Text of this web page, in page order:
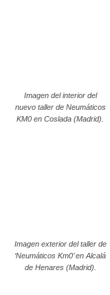
Imagen del interior del
nuevo taller de Neumáticos
KM0 en Coslada (Madrid).
Imagen exterior del taller de
‘Neumáticos Km0’ en Alcalá
de Henares (Madrid).